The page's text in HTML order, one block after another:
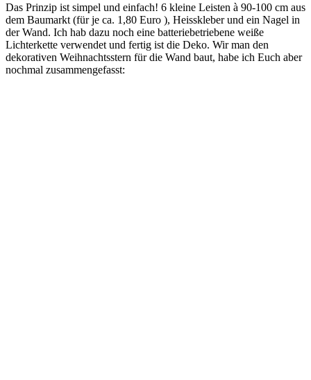
Das Prinzip ist simpel und einfach! 6 kleine Leisten à 90-100 cm aus
dem Baumarkt (für je ca. 1,80 Euro ), Heisskleber und ein Nagel in
der Wand. Ich hab dazu noch eine batteriebetriebene weiße
Lichterkette verwendet und fertig ist die Deko. Wir man den
dekorativen Weihnachtsstern für die Wand baut, habe ich Euch aber
nochmal zusammengefasst: